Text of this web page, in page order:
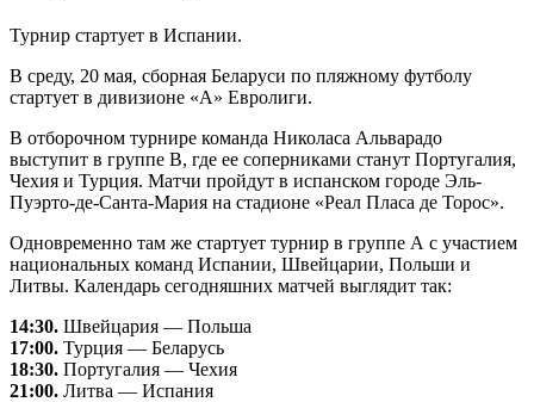
Турнир стартует в Испании.
В среду, 20 мая, сборная Беларуси по пляжному футболу
стартует в дивизионе «А» Евролиги.
В отборочном турнире команда Николаса Альварадо
выступит в группе В, где ее соперниками станут Португалия,
Чехия и Турция. Матчи пройдут в испанском городе Эль-
Пуэрто-де-Санта-Мария на стадионе «Реал Пласа де Торос».
Одновременно там же стартует турнир в группе А с участием
национальных команд Испании, Швейцарии, Польши и
Литвы. Календарь сегодняшних матчей выглядит так:
14:30. Швейцария — Польша
17:00. Турция — Беларусь
18:30. Португалия — Чехия
21:00. Литва — Испания